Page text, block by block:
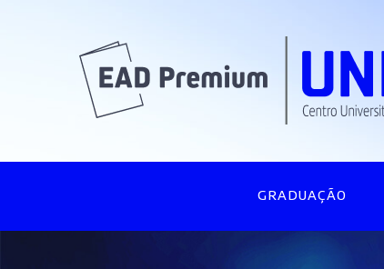
GRADUAÇÃO